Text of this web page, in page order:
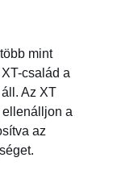
mint
család a
Az XT
ellenálljon a
az